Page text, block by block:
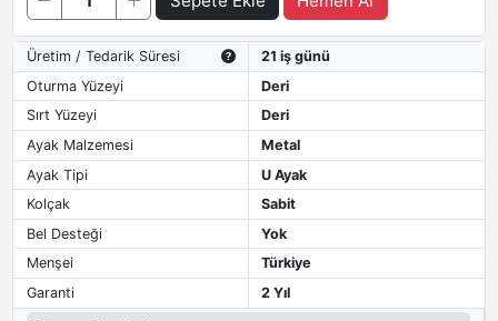
Üretim / Tedarik Süresi
21 iş günü
Oturma Yüzeyi
Deri
Sırt Yüzeyi
Deri
Ayak Malzemesi
Metal
Ayak Tipi
U Ayak
Kolçak
Sabit
Bel Desteği
Yok
Menşei
Türkiye
Garanti
2 Yıl